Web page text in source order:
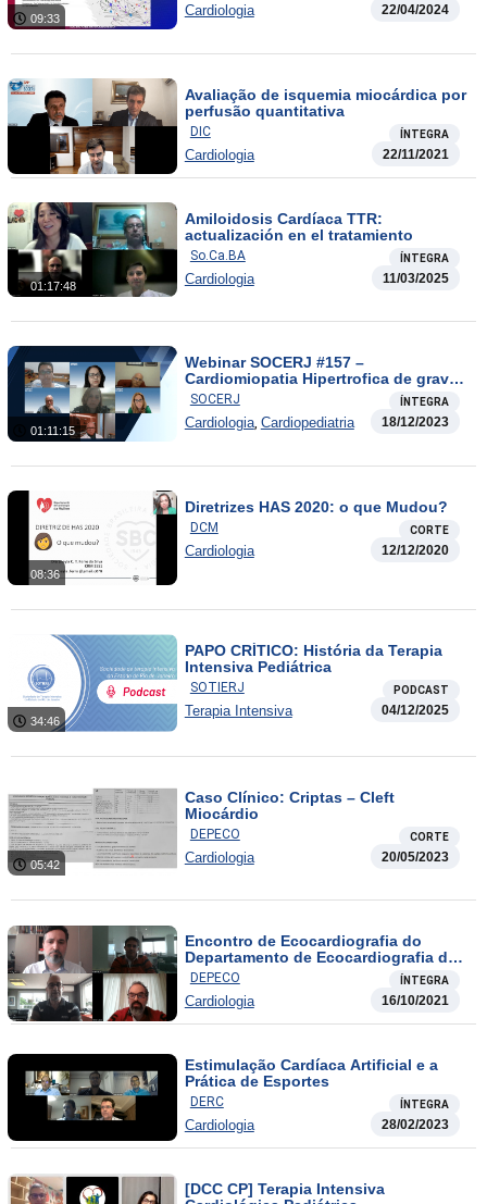
09:33 Cardiologia 22/04/2024
Avaliação de isquemia miocárdica por
perfusão quantitativa
DIC ÍNTEGRA
Cardiologia 22/11/2021
01:17:48
Amiloidosis Cardíaca TTR:
actualización en el tratamiento
So.Ca.BA ÍNTEGRA
Cardiologia 11/03/2025
01:11:15
Webinar SOCERJ #157 –
Cardiomiopatia Hipertrofica de grave
apresentação em adolescente: Como
conduzir?
SOCERJ ÍNTEGRA
Cardiologia, Cardiopediatria 18/12/2023
08:36
Diretrizes HAS 2020: o que Mudou?
DCM CORTE
Cardiologia 12/12/2020
34:46
PAPO CRÍTICO: História da Terapia
Intensiva Pediátrica
SOTIERJ PODCAST
Terapia Intensiva 04/12/2025
05:42
Caso Clínico: Criptas – Cleft
Miocárdio
DEPECO CORTE
Cardiologia 20/05/2023
Encontro de Ecocardiografia do
Departamento de Ecocardiografia da
SOCERGS
DEPECO ÍNTEGRA
Cardiologia 16/10/2021
Estimulação Cardíaca Artificial e a
Prática de Esportes
DERC ÍNTEGRA
Cardiologia 28/02/2023
[DCC CP] Terapia Intensiva